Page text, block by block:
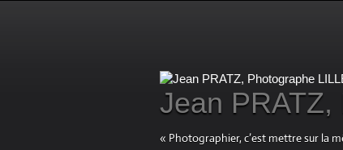
Jean
« Photographier, c’est mettre sur la